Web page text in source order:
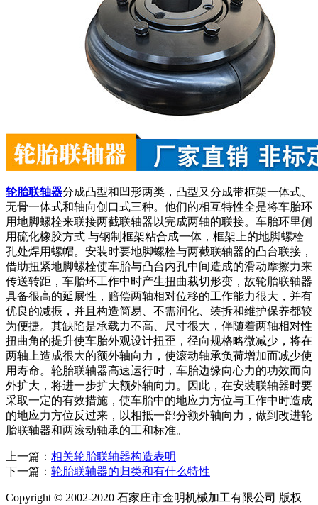
轮胎联轴器分成凸型和凹形两类，凸型又分成带框架一体式、
无骨一体式和轴向创口式三种。他们的相互特性全是将车胎环
用地脚螺栓来联接两截联轴器以完成两轴的联接。车胎环里侧
用硫化橡胶方式 与钢制框架粘合成一体，框架上的地脚螺栓
孔处焊用螺帽。安装时要地脚螺栓与两截联轴器的凸台联接，
借助扭紧地脚螺栓使车胎与凸台内孔中间造成的滑动摩擦力来
传送转距，车胎环工作中时产生扭曲裁切形变，故轮胎联轴器
具备很高的延展性，赔偿两轴相对位移的工作能力很大，并有
优良的减振，并且构造简易、不需润化、装拆和维护保养都较
为便捷。其缺陷是承载力不高、尺寸很大，伴随着两轴相对性
扭曲角的提升使车胎外观设计扭歪，径向规格略微减少，将在
两轴上造成很大的额外轴向力，使滚动轴承负荷增加而减少使
用寿命。轮胎联轴器高速运行时，车胎边缘向心力的功效而向
外扩大，将进一步扩大额外轴向力。因此，在安裝联轴器时要
采取一定的有效措施，使车胎中的地应力方位与工作中时造成
的地应力方位反过来，以相抵一部分额外轴向力，做到改进轮
胎联轴器和两滚动轴承的工和标准。
上一篇： 相关轮胎联轴器构造表明
下一篇： 轮胎联轴器的归类和有什么特性
Copyright © 2002-2020 石家庄市金明机械加工有限公司 版权